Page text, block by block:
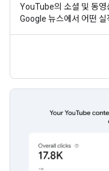
YouTube의 소셜 및 동영
Google 뉴스에서 어떤 실